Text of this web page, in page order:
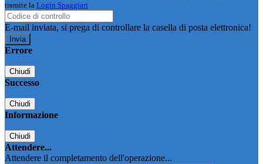
tramite la Login Spaggiari
E-mail inviata, si prega di controllare la casella di posta elettronica!
Errore
Chiudi
Successo
Chiudi
Informazione
Chiudi
Attendere...
Attendere il completamento dell'operazione...